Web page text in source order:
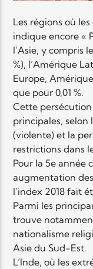
Les régions où
indique encore «
l’Asie, y compris
%), l’Amérique
Europe,
que pour 0,01 %.
Cette
principales, selon
(violente) et la
restrictions dans
Pour la 5e année
augmentation
l’index 2018 fait
Parmi les
trouve
nationalisme
Asie du Sud-Est.
L’Inde, où les